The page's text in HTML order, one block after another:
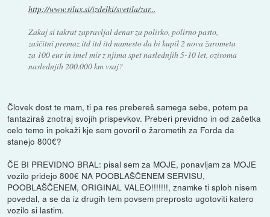
http://www.silux.si/izdelki/svetila/zar...
Zakaj si takrat zapravljal denar za polirko, polirno pasto,
zaščitni premaz itd itd itd namesto da bi kupil 2 nova žarometa
za 100 eur in imel mir z njima spet naslednjih 5-10 let, oziroma
naslednjih 200.000 km vsaj?
Človek dost te mam, ti pa res prebereš samega sebe, potem pa
fantaziraš znotraj svojih prispevkov. Preberi previdno in od začetka
celo temo in pokaži kje sem govoril o žarometih za Forda da
stanejo 800€?
ČE BI PREVIDNO BRAL: pisal sem za MOJE, ponavljam za MOJE
vozilo pridejo 800€ NA POOBLAŠČENEM SERVISU,
POOBLAŠČENEM, ORIGINAL VALEO!!!!!!!, znamke ti sploh nisem
povedal, a se da iz drugih tem povsem preprosto ugotoviti katero
vozilo si lastim.